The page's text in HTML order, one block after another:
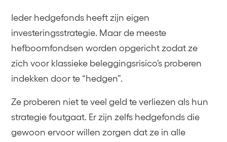
Ieder hedgefonds heeft zijn eigen
investeringsstrategie. Maar de meeste
hefboomfondsen worden opgericht zodat ze
zich voor klassieke beleggingsrisico’s proberen
indekken door te “hedgen”.
Ze proberen niet te veel geld te verliezen als hun
strategie foutgaat. Er zijn zelfs hedgefonds die
gewoon ervoor willen zorgen dat ze in alle